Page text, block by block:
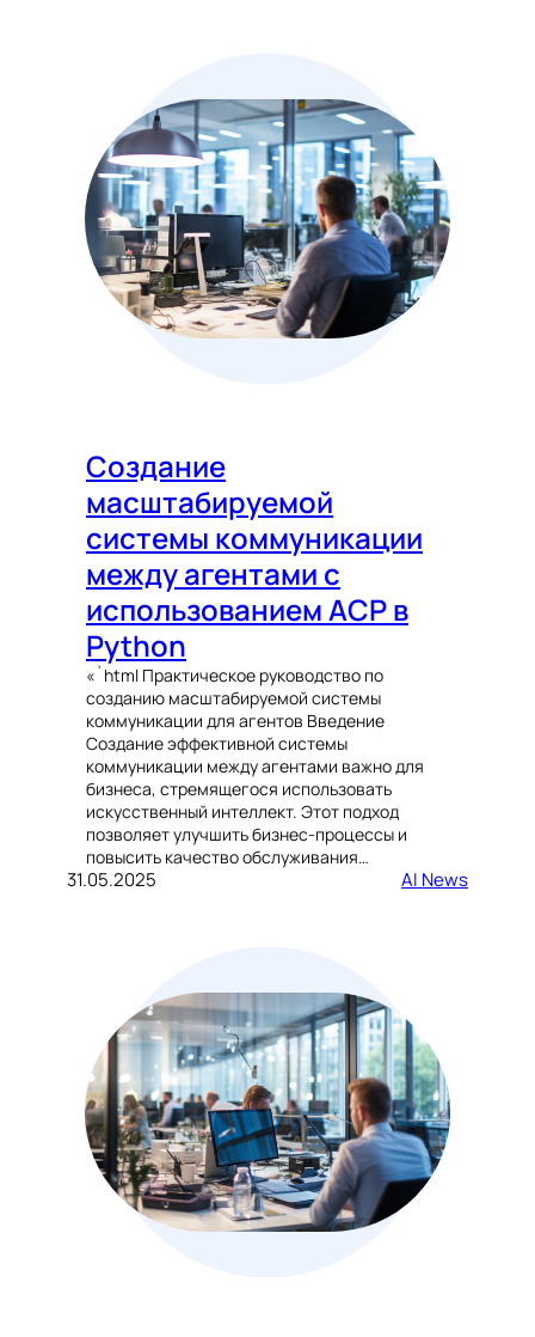
Создание
масштабируемой
системы коммуникации
между агентами с
использованием ACP в
Python
«`html Практическое руководство по
созданию масштабируемой системы
коммуникации для агентов Введение
Создание эффективной системы
коммуникации между агентами важно для
бизнеса, стремящегося использовать
искусственный интеллект. Этот подход
позволяет улучшить бизнес-процессы и
повысить качество обслуживания…
31.05.2025 AI News